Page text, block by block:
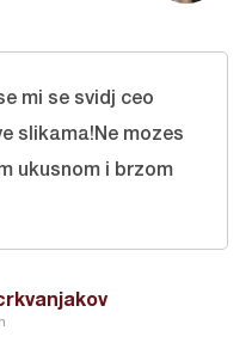
mi se svidj ceo
slikama!Ne mozes
ukusnom i brzom